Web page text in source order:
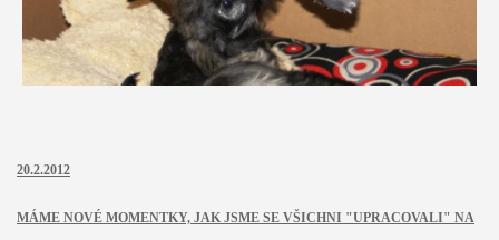
20.2.2012
MÁME NOVÉ MOMENTKY, JAK JSME SEVŠICHNI "UPRACOVALI" NA